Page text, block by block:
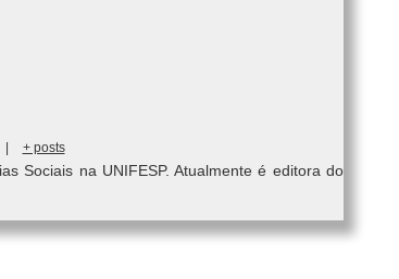
+ posts
Sociais na UNIFESP. Atualmente é editora do